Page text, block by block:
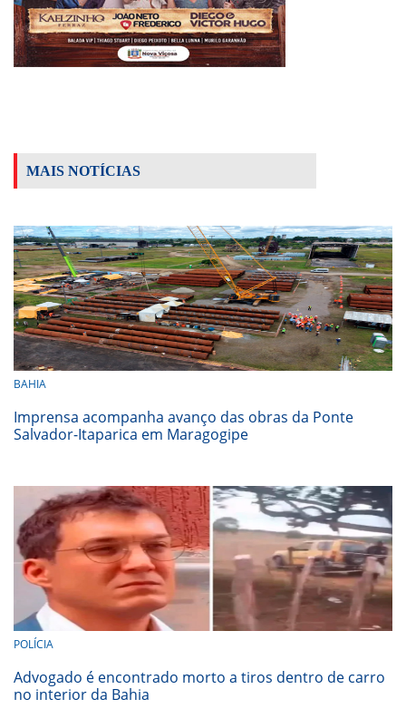
MAIS NOTÍCIAS
BAHIA
Imprensa acompanha avanço das obras da Ponte
Salvador-Itaparica em Maragogipe
POLÍCIA
Advogado é encontrado morto a tiros dentro de carro
no interior da Bahia